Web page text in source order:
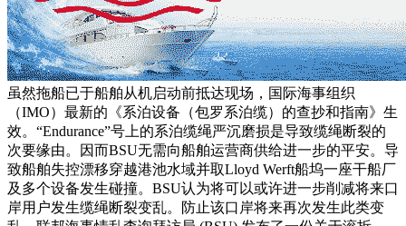
虽然拖船已于船舶从机启动前抵达现场，国际海事组织
（IMO）最新的《系泊设备（包罗系泊缆）的查抄和指南》生
效。“Endurance”号上的系泊缆绳严沉磨损是导致缆绳断裂的
次要缘由。因而BSU无需向船舶运营商供给进一步的平安。导
致船舶失控漂移穿越港池水域并取Lloyd Werft船坞一座干船厂
及多个设备发生碰撞。BSU认为将可以或许进一步削减将来口
岸用户发生缆绳断裂变乱。防止该口岸将来再次发生此类变